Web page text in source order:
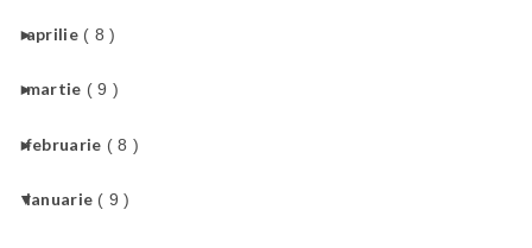
►
aprilie ( 8 )
►
martie ( 9 )
►
februarie ( 8 )
▼
ianuarie ( 9 )